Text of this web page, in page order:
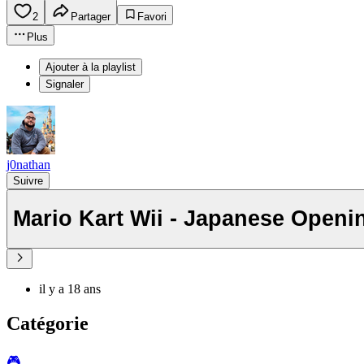
2 Partager
Favori
Plus
Ajouter à la playlist
Signaler
j0nathan
Suivre
Mario Kart Wii - Japanese
il y a 18 ans
Catégorie
🎮️